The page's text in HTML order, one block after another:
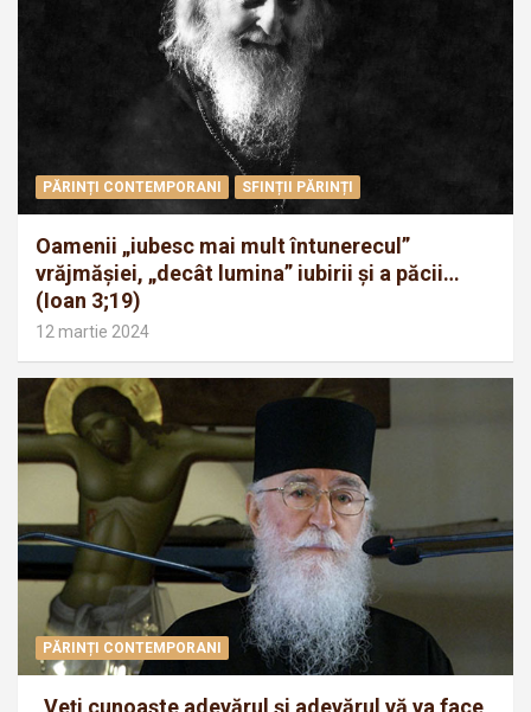
PĂRINȚI CONTEMPORANI SFINȚII PĂRINȚI
Oamenii „iubesc mai mult întunerecul”
vrăjmăşiei, „decât lumina” iubirii şi a păcii…
(Ioan 3;19)
12 martie 2024
PĂRINȚI CONTEMPORANI
„Veţi cunoaşte adevărul şi adevărul vă va face